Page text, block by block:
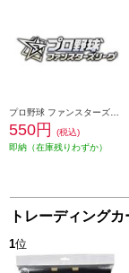
550円
(税込)
即納（在庫残りわずか）
トレーディング
1位